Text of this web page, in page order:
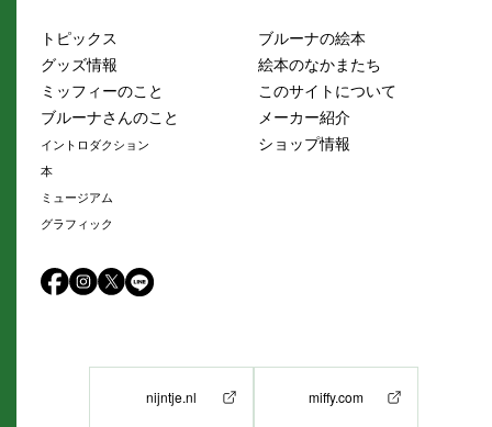
トピックス
グッズ情報
ミッフィーのこと
ブルーナさんのこと
イントロダクション
本
ミュージアム
グラフィック
ブルーナの絵本
絵本のなかまたち
このサイトについて
メーカー紹介
ショップ情報
nijntje.nl miffy.com